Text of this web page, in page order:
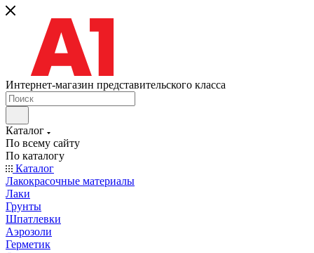
Интернет-магазин представительского класса
Каталог
По всему сайту
По каталогу
Каталог
Лакокрасочные материалы
Лаки
Грунты
Шпатлевки
Аэрозоли
Герметик